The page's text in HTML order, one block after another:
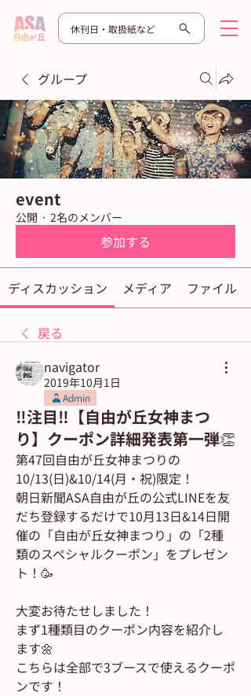
休刊日・取扱紙など
グループ
event
公開 · 2名のメンバー
参加する
ディスカッション メディア ファイル
戻る
navigator
2019年10月1日
Admin
‼️注目‼️【自由が丘女神まつ
り】クーポン詳細発表第一弾👏
第47回自由が丘女神まつりの
10/13(日)&10/14(月・祝)限定！
朝日新聞ASA自由が丘の公式LINEを友
だち登録するだけで10月13日&14日開
催の「自由が丘女神まつり」の「2種
類のスペシャルクーポン」をプレゼン
ト！🥳
大変お待たせしました！
まず1種類目のクーポン内容を紹介し
ます🌼
こちらは全部で3ブースで使えるクーポ
ンです！